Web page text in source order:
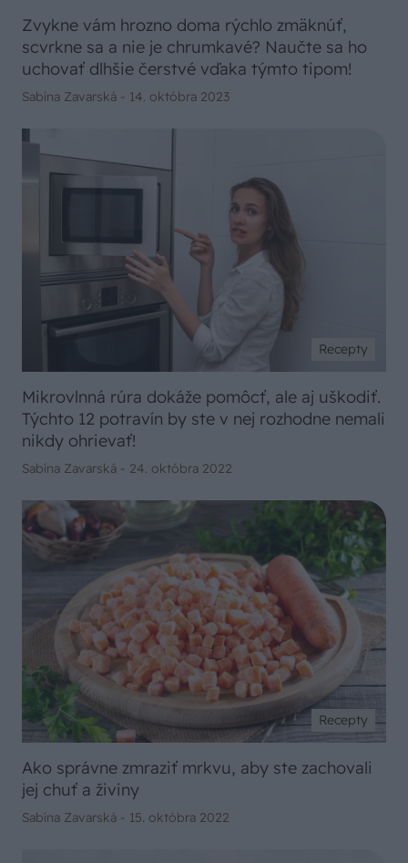
Zvykne vám hrozno doma rýchlo zmäknúť,
scvrkne sa a nie je chrumkavé? Naučte sa ho
uchovať dlhšie čerstvé vďaka týmto tipom!
Sabína Zavarská - 14. októbra 2023
Recepty
Mikrovlnná rúra dokáže pomôcť, ale aj uškodiť.
Týchto 12 potravín by ste v nej rozhodne nemali
nikdy ohrievať!
Sabína Zavarská - 24. októbra 2022
Recepty
Ako správne zmraziť mrkvu, aby ste zachovali
jej chuť a živiny
Sabína Zavarská - 15. októbra 2022